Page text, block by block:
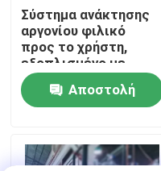
Ειδήσεις
Ζητήστε μια
Παραγωγοί αζώτου
Γεννήτρια αζώτου
Σύστημα ανάκτησης
αργονίου φιλικό
προς το χρήστη,
εξοπλισμένο με
τηλεοπτική οθόνη
Αποστολή